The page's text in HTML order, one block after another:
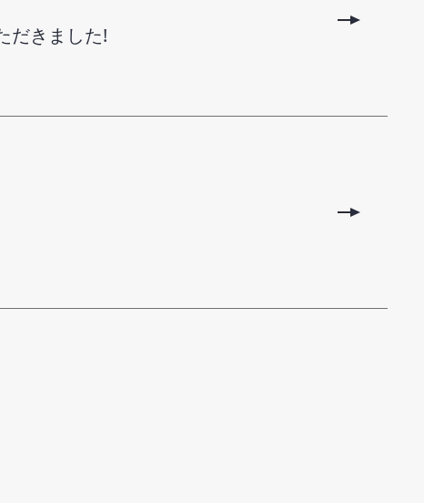
だきました!